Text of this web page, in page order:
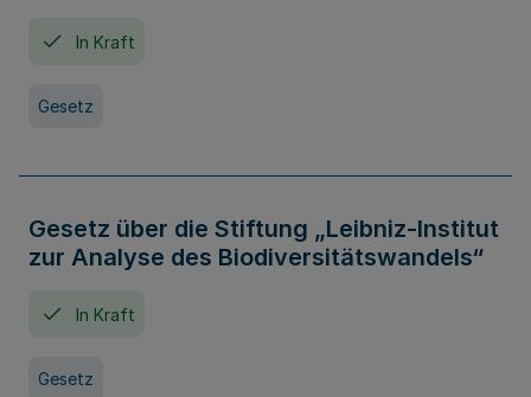
In Kraft
Gesetz
Gesetz über die Stiftung „Leibniz-Institut
zur Analyse des Biodiversitätswandels“
In Kraft
Gesetz